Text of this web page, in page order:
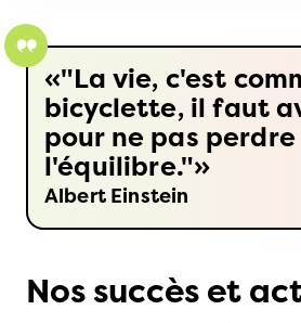
"La vie, c'est
bicyclette, il faut
pour ne pas perdre
l'équilibre."
Albert Einstein
Nos succès et